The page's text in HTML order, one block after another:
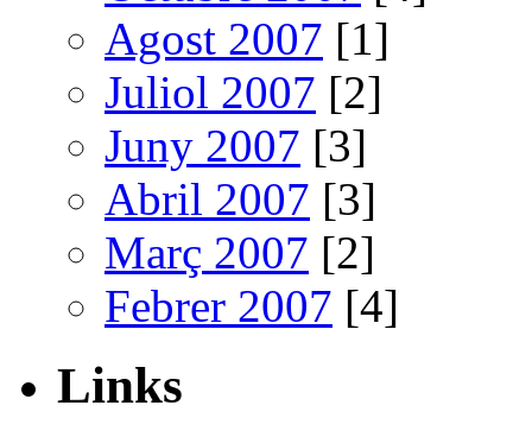
Agost 2007 [1]
Juliol 2007 [2]
Juny 2007 [3]
Abril 2007 [3]
Març 2007 [2]
Febrer 2007 [4]
Links